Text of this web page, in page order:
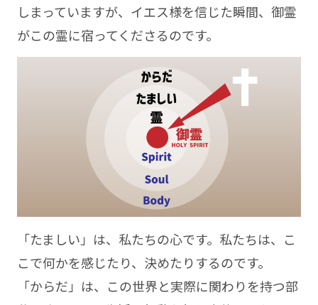
しまっていますが、イエス様を信じた瞬間、御霊
がこの霊に宿ってくださるのです。
「たましい」は、私たちの心です。私たちは、こ
こで何かを感じたり、決めたりするのです。
「からだ」は、この世界と実際に関わりを持つ部